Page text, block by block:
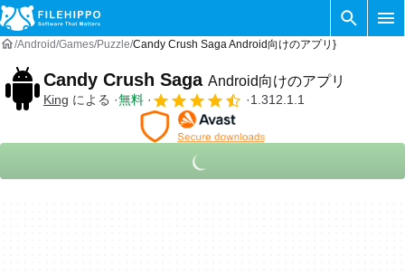
Android Games Puzzle Candy Crush Saga Android向けのアプリ}
Candy Crush Saga Android向けのアプリ
King による 無料 1.312.1.1